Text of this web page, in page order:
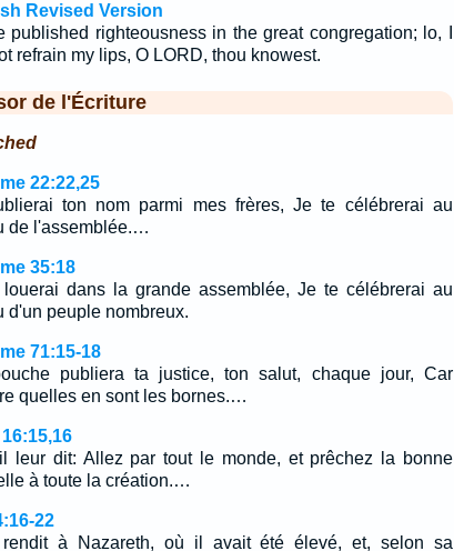
Revised Version
published righteousness in the great congregation; lo, I
refrain my lips, O LORD, thou knowest.
de l'Écriture
22:22,25
ton nom parmi mes frères, Je te célébrerai au
de l'assemblée.…
35:18
dans la grande assemblée, Je te célébrerai au
d'un peuple nombreux.
71:15-18
publiera ta justice, ton salut, chaque jour, Car
quelles en sont les bornes.…
leur dit: Allez par tout le monde, et prêchez la bonne
à toute la création.…
22
rendit à Nazareth, où il avait été élevé, et, selon sa